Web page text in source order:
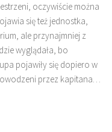
oczywiście można
się też jednostka,
ale przynajmniej z
wyglądała, bo
pojawiły się dopiero w
przez kapitana…